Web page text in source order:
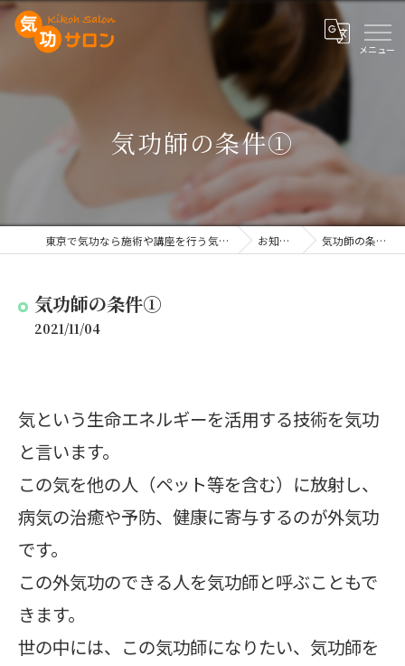
気功師の条件①
東京で気功なら施術や講座を行う気功サロン お知らせ 気功師の条件①
気功師の条件①
2021/11/04
気という生命エネルギーを活用する技術を気功
と言います。
この気を他の人（ペット等を含む）に放射し、
病気の治癒や予防、健康に寄与するのが外気功
です。
この外気功のできる人を気功師と呼ぶこともで
きます。
世の中には、この気功師になりたい、気功師を